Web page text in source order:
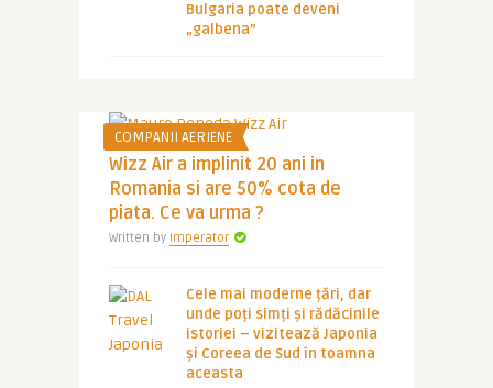
Bulgaria poate deveni
„galbena”
COMPANII AERIENE
Wizz Air a implinit 20 ani in
Romania si are 50% cota de
piata. Ce va urma ?
Written by Imperator
Cele mai moderne țări, dar
unde poți simți și rădăcinile
istoriei – vizitează Japonia
și Coreea de Sud în toamna
aceasta